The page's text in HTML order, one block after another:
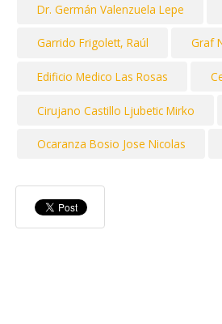
Dr. Germán Valenzuela Lepe
Garrido Frigolett, Raúl Graf
Edificio Medico Las Rosas
Cirujano Castillo Ljubetic Mirko
Ocaranza Bosio Jose Nicolas